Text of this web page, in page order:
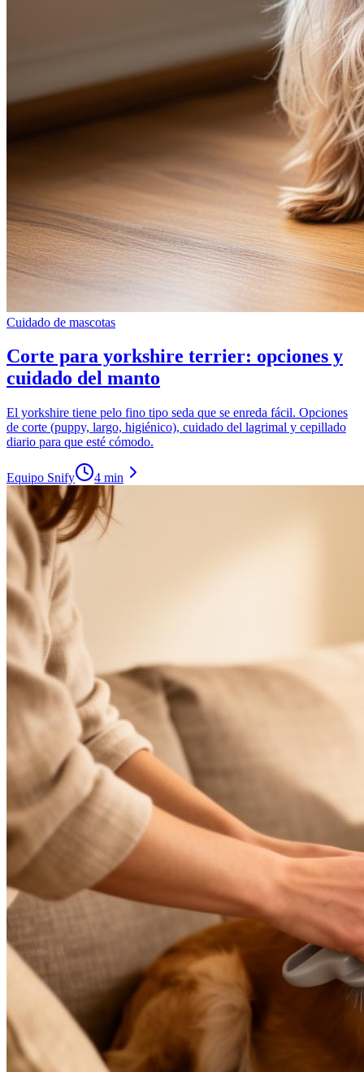
Cuidado de mascotas
Corte para yorkshire terrier: opciones y
cuidado del manto
El yorkshire tiene pelo fino tipo seda que se enreda fácil. Opciones
de corte (puppy, largo, higiénico), cuidado del lagrimal y cepillado
diario para que esté cómodo.
Equipo Snify 4 min